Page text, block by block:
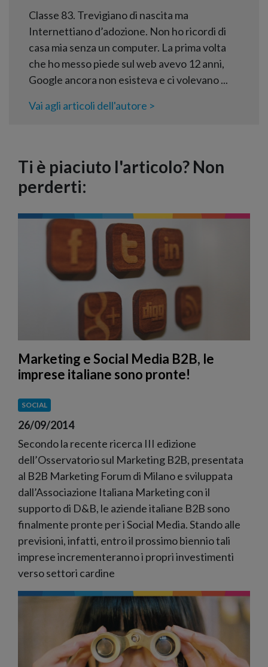
Classe 83. Trevigiano di nascita ma
Internettiano d’adozione. Non ho ricordi di
casa mia senza un computer. La prima volta
che ho messo piede sul web avevo 12 anni,
Google ancora non esisteva e ci volevano ...
Vai agli articoli dell'autore >
Ti è piaciuto l'articolo? Non
perderti:
Marketing e Social Media B2B, le
imprese italiane sono pronte!
SOCIAL
26/09/2014
Secondo la recente ricerca III edizione
dell’Osservatorio sul Marketing B2B, presentata
al B2B Marketing Forum di Milano e sviluppata
dall’Associazione Italiana Marketing con il
supporto di D&B, le aziende italiane B2B sono
finalmente pronte per i Social Media. Stando alle
previsioni, infatti, entro il prossimo biennio tali
imprese incrementeranno i propri investimenti
verso settori cardine